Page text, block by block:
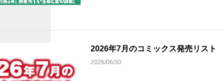
2026年7月のコミックス発売リスト
2026/06/30